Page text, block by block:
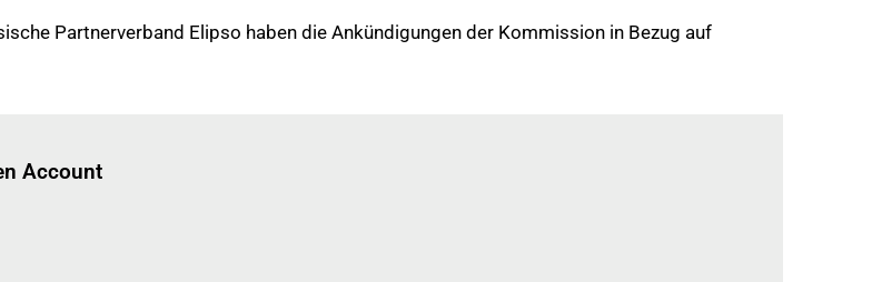
Partnerverband Elipso haben die Ankündigungen der Kommission in Bezug auf
Account